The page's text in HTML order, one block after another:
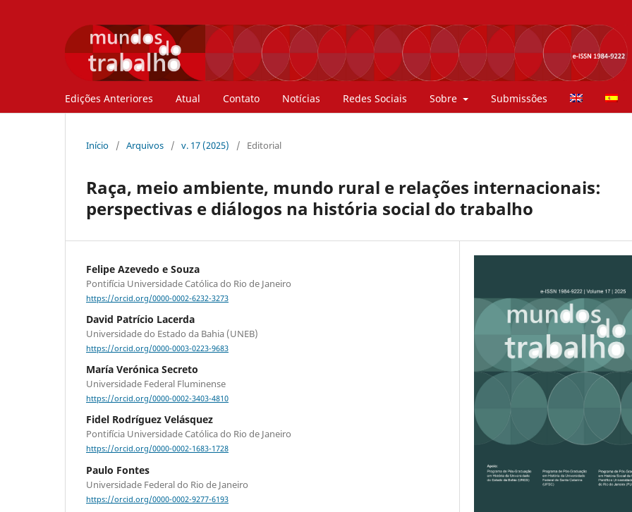
Edições Anteriores Atual Contato Notícias Redes Sociais Sobre Submissões
Início / Arquivos / v. 17 (2025) / Editorial
Raça, meio ambiente, mundo rural e relações internacionais:
perspectivas e diálogos na história social do trabalho
Felipe Azevedo e Souza
Pontifícia Universidade Católica do Rio de Janeiro
https://orcid.org/0000-0002-6232-3273
David Patrício Lacerda
Universidade do Estado da Bahia (UNEB)
https://orcid.org/0000-0003-0223-9683
María Verónica Secreto
Universidade Federal Fluminense
https://orcid.org/0000-0002-3403-4810
Fidel Rodríguez Velásquez
Pontifícia Universidade Católica do Rio de Janeiro
https://orcid.org/0000-0002-1683-1728
Paulo Fontes
Universidade Federal do Rio de Janeiro
https://orcid.org/0000-0002-9277-6193